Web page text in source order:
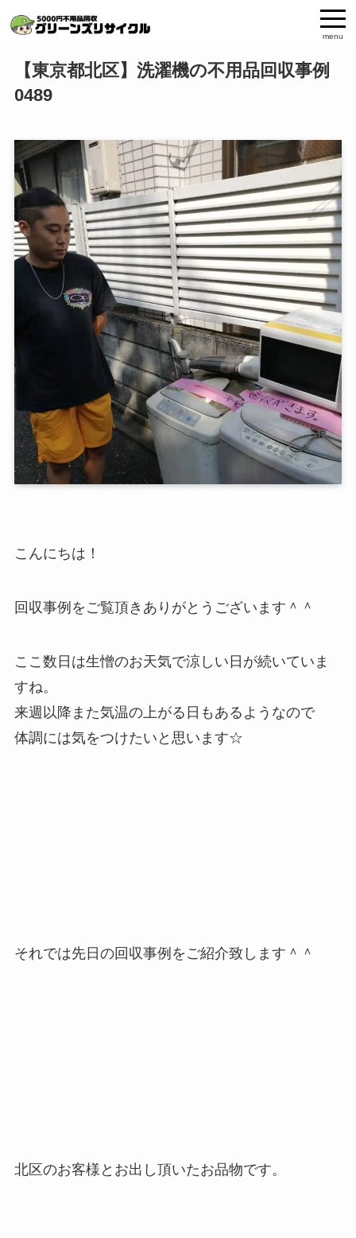
menu
【東京都北区】洗濯機の不用品回収事例
0489
こんにちは！
回収事例をご覧頂きありがとうございます＾＾
ここ数日は生憎のお天気で涼しい日が続いていま
すね。
来週以降また気温の上がる日もあるようなので
体調には気をつけたいと思います☆
それでは先日の回収事例をご紹介致します＾＾
北区のお客様とお出し頂いたお品物です。